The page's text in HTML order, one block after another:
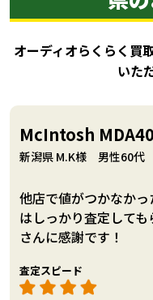
オーディオらくらく買
いた
McIntosh
新潟県 M.K様 男性60代
他店で値がつかなか
はしっかり査定して
さんに感謝です！
査定スピード